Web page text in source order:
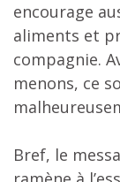
encourage
aliments et
compagnie.
menons, ce
Bref, le